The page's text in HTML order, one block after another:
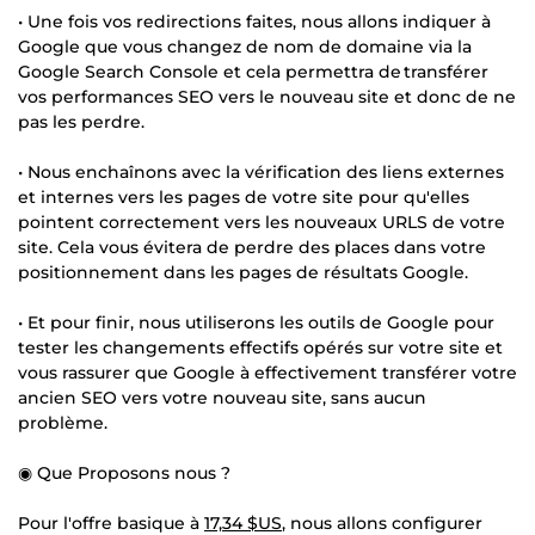
• Une fois vos redirections faites, nous allons indiquer à
Google que vous changez de nom de domaine via la
Google Search Console et cela permettra de transférer
vos performances SEO vers le nouveau site et donc de ne
pas les perdre.
• Nous enchaînons avec la vérification des liens externes
et internes vers les pages de votre site pour qu'elles
pointent correctement vers les nouveaux URLS de votre
site. Cela vous évitera de perdre des places dans votre
positionnement dans les pages de résultats Google.
• Et pour finir, nous utiliserons les outils de Google pour
tester les changements effectifs opérés sur votre site et
vous rassurer que Google à effectivement transférer votre
ancien SEO vers votre nouveau site, sans aucun
problème.
◉ Que Proposons nous ?
Pour l'offre basique à 17,34 $US, nous allons configurer